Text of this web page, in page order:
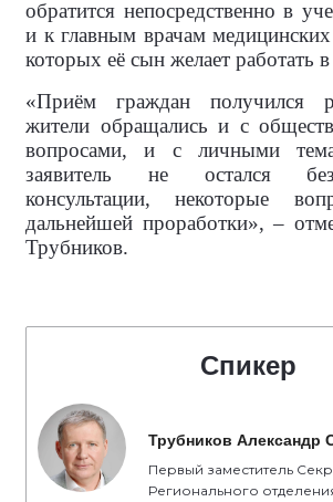
обратится непосредственно в
и к главным врачам
которых её сын желает работать
«Приём граждан получился
жители обращались и с
вопросами, и с личными
заявитель не остался
консультации, некоторые
дальнейшей проработки», –
Трубников.
Спикер
Трубников Александр
Первый заместитель
Регионального